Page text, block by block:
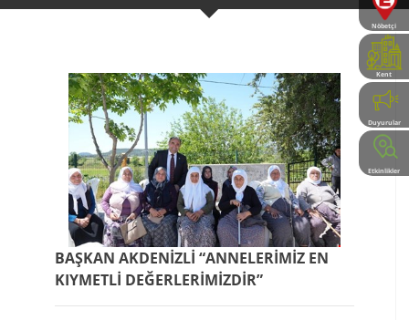
Nöbetçi
Eczaneler
Kent
Rehberi
Duyurular
Etkinlikler
BAŞKAN AKDENİZLİ “ANNELERİMİZ EN
KIYMETLİ DEĞERLERİMİZDİR”